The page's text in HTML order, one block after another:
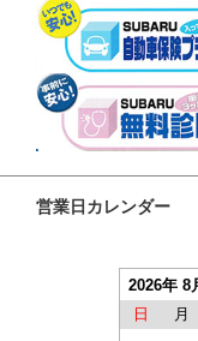
営業日カレンダー
2026年 8
日
月